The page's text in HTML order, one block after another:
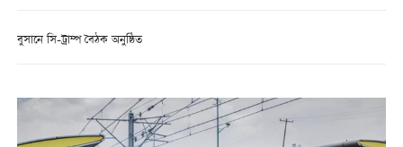
বুসানে সি-ট্রাম্প বৈঠক অনুষ্ঠিত